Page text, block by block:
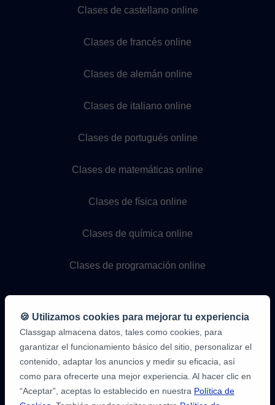
Clases de castellano online
Clases de francés online
Clases de alemán online
Clases de italiano online
Clases de portugués online
Clases de matemáticas online
Clases de física online
Clases de química online
Clases de programación online
9,6/10
1.339.284
opiniones
🍪 Utilizamos cookies para mejorar tu experiencia
Classgap almacena datos, tales como cookies, para
garantizar el funcionamiento básico del sitio, personalizar el
contenido, adaptar los anuncios y medir su eficacia, así
como para ofrecerte una mejor experiencia. Al hacer clic en
“Aceptar”, aceptas lo establecido en nuestra Política de